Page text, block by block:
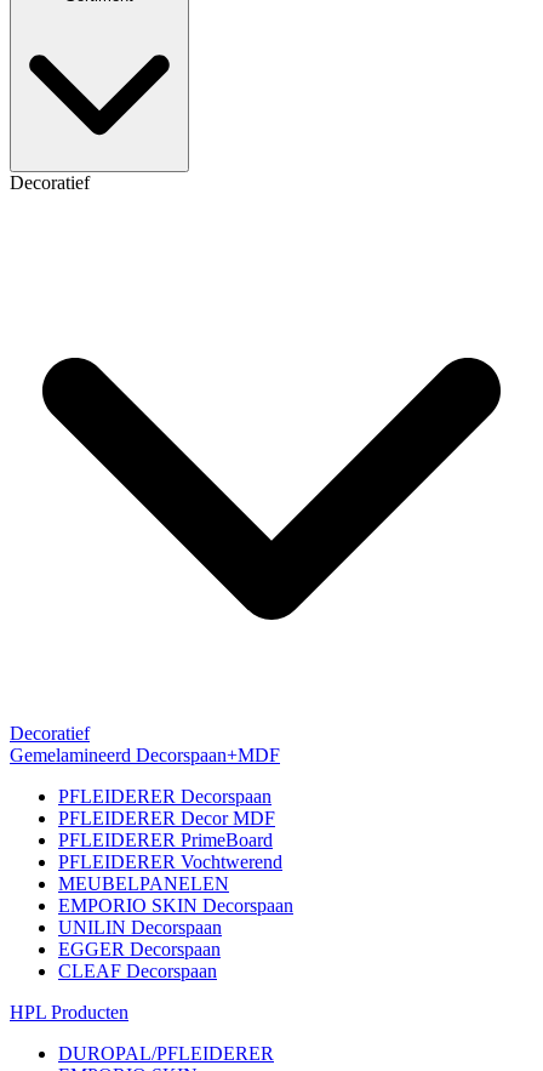
Decoratief
Decoratief
Gemelamineerd Decorspaan+MDF
PFLEIDERER Decorspaan
PFLEIDERER Decor MDF
PFLEIDERER PrimeBoard
PFLEIDERER Vochtwerend
MEUBELPANELEN
EMPORIO SKIN Decorspaan
UNILIN Decorspaan
EGGER Decorspaan
CLEAF Decorspaan
HPL Producten
DUROPAL/PFLEIDERER